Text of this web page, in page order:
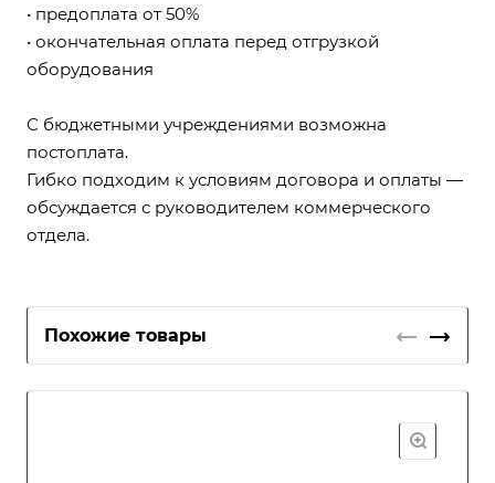
• предоплата от 50%
• окончательная оплата перед отгрузкой
оборудования
С бюджетными учреждениями возможна
постоплата.
Гибко подходим к условиям договора и оплаты —
обсуждается с руководителем коммерческого
отдела.
Похожие товары